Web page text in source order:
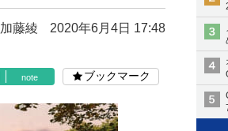
加藤綾 2020年6月4日 17:48
note ブックマーク